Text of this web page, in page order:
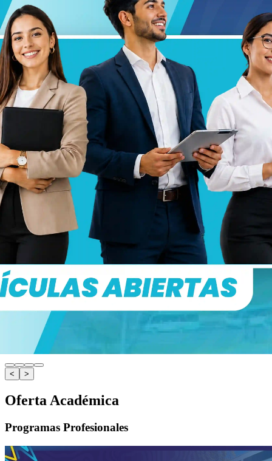
< >
Oferta Académica
Programas Profesionales